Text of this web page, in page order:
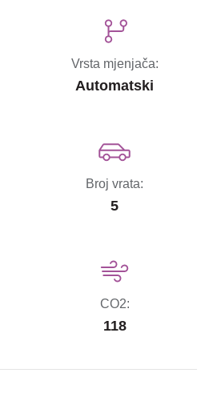
Vrsta mjenjača:
Automatski
Broj vrata:
5
CO2:
118